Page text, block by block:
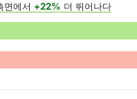
면에서 +22% 더 뛰어나다